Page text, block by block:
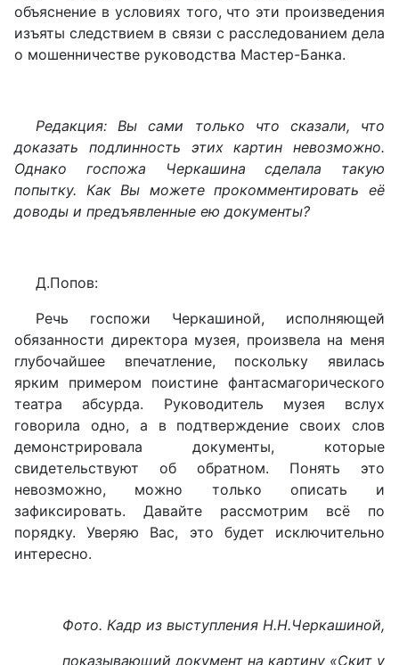
объяснение в условиях того, что эти произведения
изъяты следствием в связи с расследованием дела
о мошенничестве руководства Мастер-Банка.
Редакция: Вы сами только что сказали, что
доказать подлинность этих картин невозможно.
Однако госпожа Черкашина сделала такую
попытку. Как Вы можете прокомментировать её
доводы и предъявленные ею документы?
Д.Попов:
Речь госпожи Черкашиной, исполняющей
обязанности директора музея, произвела на меня
глубочайшее впечатление, поскольку явилась
ярким примером поистине фантасмагорического
театра абсурда. Руководитель музея вслух
говорила одно, а в подтверждение своих слов
демонстрировала документы, которые
свидетельствуют об обратном. Понять это
невозможно, можно только описать и
зафиксировать. Давайте рассмотрим всё по
порядку. Уверяю Вас, это будет исключительно
интересно.
Фото. Кадр из выступления Н.Н.Черкашиной,
показывающий документ на картину «Скит у